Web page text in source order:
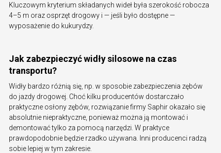
Kluczowym kryterium składanych wideł była szerokość robocza
4–5 m oraz osprzęt drogowy i — jeśli było dostępne —
wyposażenie do kukurydzy.
Jak zabezpieczyć widły silosowe na czas
transportu?
Widły bardzo różnią się, np. w sposobie zabezpieczenia zębów
do jazdy drogowej. Choć kilku producentów dostarczało
praktyczne osłony zębów, rozwiązanie firmy Saphir okazało się
absolutnie niepraktyczne, ponieważ można ją montować i
demontować tylko za pomocą narzędzi. W praktyce
prawdopodobnie będzie rzadko używana. Inni producenci radzą
sobie lepiej w tym zakresie.